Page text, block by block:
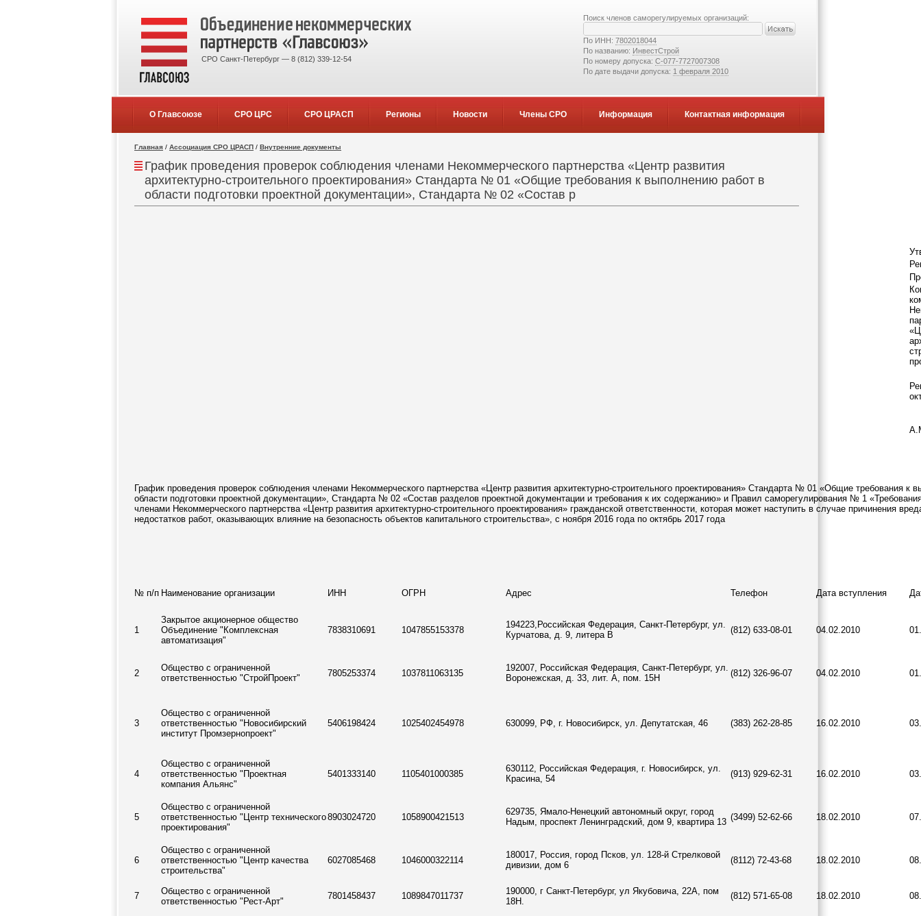
СРО Санкт-Петербург — 8 (812) 339-12-54
Поиск членов саморегулируемых организаций:
По ИНН: 7802018044
По названию: ИнвестСтрой
По номеру допуска: С-077-7727007308
По дате выдачи допуска: 1 февраля 2010
О Главсоюзе СРО ЦРС СРО ЦРАСП Регионы Новости Члены СРО Информация Контактная информация
Главная / Ассоциация СРО ЦРАСП / Внутренние документы
График проведения проверок соблюдения членами Некоммерческого партнерства «Центр развития
архитектурно-строительного проектирования» Стандарта № 01 «Общие требования к выполнению работ в
области подготовки проектной документации», Стандарта № 02 «Состав р
График проведения проверок соблюдения членами Некоммерческого партнерства «Центр развития архитектурно-строительного проектирования» Стандарта № 01 «Общие требования к
области подготовки проектной документации», Стандарта № 02 «Состав разделов проектной документации и требования к их содержанию» и Правил саморегулирования № 1
членами Некоммерческого партнерства «Центр развития архитектурно-строительного проектирования» гражданской ответственности, которая может наступить в случае причинения
недостатков работ, оказывающих влияние на безопасность объектов капитального строительства», с ноября 2016 года по октябрь 2017 года
№ п/п Наименование организации ИНН ОГРН Адрес Телефон Дата вступления
1
Закрытое акционерное общество
Объединение "Комплексная
автоматизация"
7838310691 1047855153378
194223,Российская Федерация, Санкт-Петербург, ул.
Курчатова, д. 9, литера В
(812) 633-08-01 04.02.2010
2
Общество с ограниченной
ответственностью "СтройПроект"
7805253374 1037811063135
192007, Российская Федерация, Санкт-Петербург, ул.
Воронежская, д. 33, лит. А, пом. 15Н
(812) 326-96-07 04.02.2010
3
Общество с ограниченной
ответственностью "Новосибирский
институт Промзернопроект"
5406198424 1025402454978 630099, РФ, г. Новосибирск, ул. Депутатская, 46 (383) 262-28-85 16.02.2010
4
Общество с ограниченной
ответственностью "Проектная
компания Альянс"
5401333140 1105401000385
630112, Российская Федерация, г. Новосибирск, ул.
Красина, 54
(913) 929-62-31 16.02.2010
5
Общество с ограниченной
ответственностью "Центр технического
проектирования"
8903024720 1058900421513
629735, Ямало-Ненецкий автономный округ, город
Надым, проспект Ленинградский, дом 9, квартира 13 (3499) 52-62-66 18.02.2010
6
Общество с ограниченной
ответственностью "Центр качества
строительства"
6027085468 1046000322114
180017, Россия, город Псков, ул. 128-й Стрелковой
дивизии, дом 6
(8112) 72-43-68 18.02.2010
7
Общество с ограниченной
ответственностью "Рест-Арт"
7801458437 1089847011737
190000, г Санкт-Петербург, ул Якубовича, 22А, пом
18Н.
(812) 571-65-08 18.02.2010